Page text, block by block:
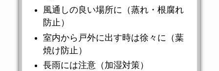
風通しの良い場所に（蒸れ・根腐れ
防止）
室内から戸外に出す時は徐々に（葉
焼け防止）
長雨には注意（加湿対策）